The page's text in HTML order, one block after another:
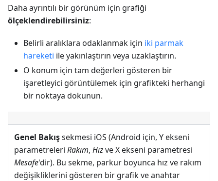
Daha ayrıntılı bir görünüm için grafiği
ölçeklendirebilirsiniz:
Belirli aralıklara odaklanmak için iki parmak
hareketi ile yakınlaştırın veya uzaklaştırın.
O konum için tam değerleri gösteren bir
işaretleyici görüntülemek için grafikteki herhangi
bir noktaya dokunun.
Genel Bakışsekmesi iOS (Android için, Y ekseni
parametreleri Rakım, Hızve X ekseni parametresi
Mesafe'dir). Bu sekme, parkur boyunca hız ve rakım
değişikliklerini gösteren bir grafik ve anahtar